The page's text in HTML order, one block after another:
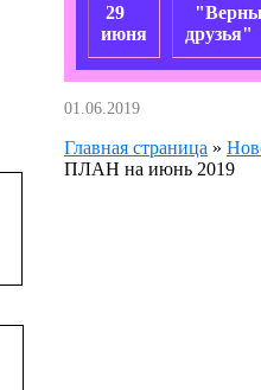
29
июня
друзья"
01.06.2019
Главная страница »
ПЛАН на июнь 2019